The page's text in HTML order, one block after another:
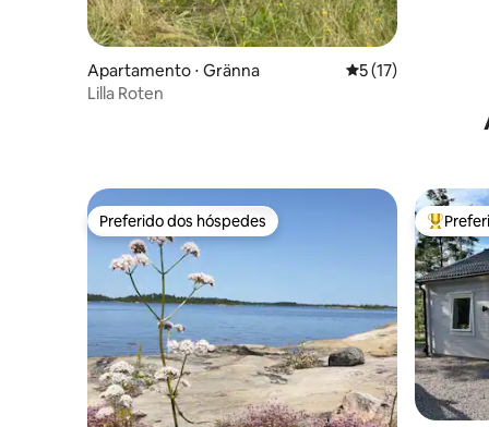
Apartamento ⋅ Gränna 5 de uma avaliação
5 (17)
Lilla Roten
Preferido dos hóspedes
Preferido dos hóspedes Entre